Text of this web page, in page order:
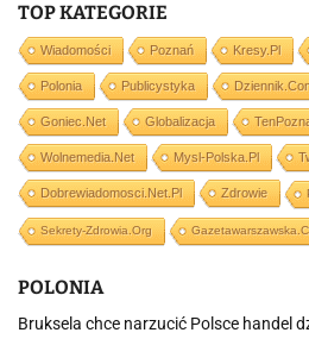
TOP KATEGORIE
Wiadomości Poznań Kresy.pl
Polonia Publicystyka
Goniec.net Globalizacja
Wolnemedia.net Mysl-Polska.pl
Dobrewiadomosci.net.pl Zdrowie
Sekrety-Zdrowia.org
POLONIA
Bruksela chce narzucić Polsce handel